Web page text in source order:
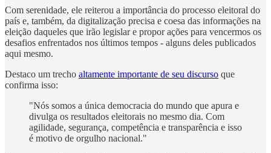
Com serenidade, ele reiterou a importância do processo eleitoral do
país e, também, da digitalização precisa e coesa das informações na
eleição daqueles que irão legislar e propor ações para vencermos os
desafios enfrentados nos últimos tempos - alguns deles publicados
aqui mesmo.
Destaco um trecho altamente importante de seu discurso que
confirma isso:
"Nós somos a única democracia do mundo que apura e
divulga os resultados eleitorais no mesmo dia. Com
agilidade, segurança, competência e transparência e isso
é motivo de orgulho nacional."